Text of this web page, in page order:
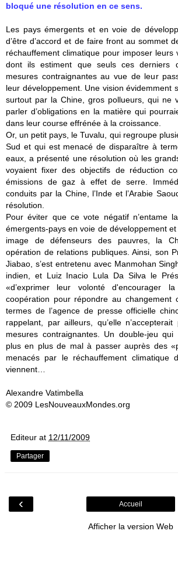
bloqué une résolution en ce sens.
Les pays émergents et en voie de
d’être d’accord et de faire front au sommet
réchauffement climatique pour imposer leurs
dont ils estiment que seuls ces derniers
mesures contraignantes au vue de leur
leur développement. Une vision évidemment
surtout par la Chine, gros pollueurs, qui ne
parler d’obligations en la matière qui
dans leur course effrénée à la croissance.
Or, un petit pays, le Tuvalu, qui regroupe
Sud et qui est menacé de disparaître à
eaux, a présenté une résolution où les
voyaient fixer des objectifs de réduction
émissions de gaz à effet de serre.
conduits par la Chine, l’Inde et l’Arabie
résolution.
Pour éviter que ce vote négatif n’entame
émergents-pays en voie de développement
image de défenseurs des pauvres, la
opération de relations publiques. Ainsi, son
Jiabao, s’est entretenu avec Manmohan
indien, et Luiz Inacio Lula Da Silva le
«d’exprimer leur volonté d'encourager
coopération pour répondre au changement
termes de l’agence de presse officielle
rappelant, par ailleurs, qu’elle
mesures contraignantes. Un double-jeu
plus en plus de mal à passer auprès des
menacés par le réchauffement climatique
viennent…
Alexandre Vatimbella
© 2009 LesNouveauxMondes.org
Editeur at 12/11/2009
Partager
‹ Accueil
Afficher la version Web